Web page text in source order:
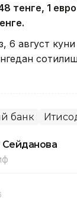
8 тенге, 1
6 август
банк
Сейданова